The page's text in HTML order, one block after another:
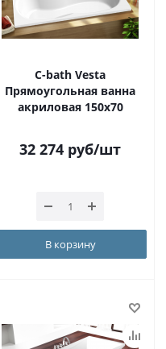
С-bath Vesta
Прямоугольная ванна
акриловая 150х70
32 274 руб/шт
В корзину